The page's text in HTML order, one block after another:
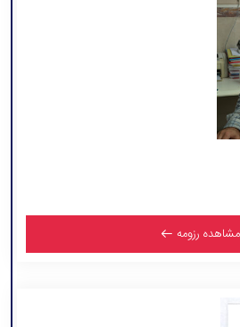
مشاهده رزومه